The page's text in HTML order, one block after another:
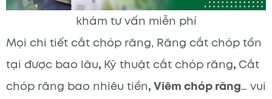
khám tư vấn miễn phí
Mọi chi tiết cắt chóp răng, Răng cắt chóp tồn
tại được bao lâu, Kỹ thuật cắt chóp răng, Cắt
chóp răng bao nhiêu tiền, Viêm chóp răng… vui